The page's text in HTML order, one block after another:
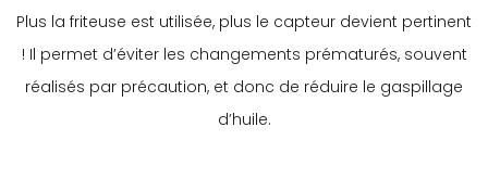
Plus la friteuse est utilisée, plus le capteur devient pertinent
! Il permet d’éviter les changements prématurés, souvent
réalisés par précaution, et donc de réduire le gaspillage
d’huile.